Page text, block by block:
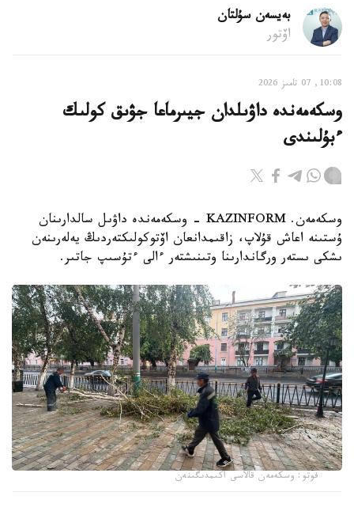
بەيسەن سۇلتان
اۆتور
10:08, 07 تامىز 2026
وسكەمەندە داۋىلدان جيىرماعا جۋىق كولىك
ءبۇلىندى
وسكەمەن. KAZINFORM - وسكەمەندە داۋىل سالدارىنان
ۇستىنە اعاش قۇلاپ، زاقىمدانعان اۆتوكولىكتەردىڭ يەلەرىنەن
ىشكى ىستەر ورگاندارىنا وتىنىشتەر ءالى ءتۇسىپ جاتىر.
فوتو: وسكەمەن قالاسى اكىمدىگىنەن